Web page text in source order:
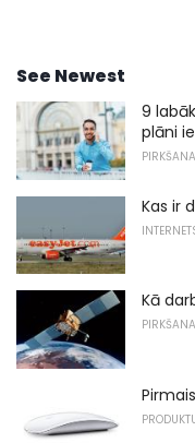
See Newest
9
plāni
Kas ir
Kā